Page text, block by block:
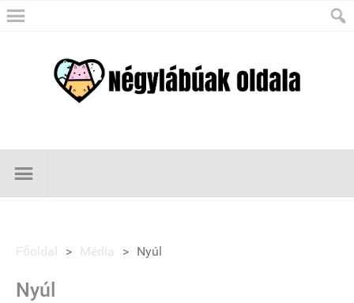
Főoldal > Média > Nyúl
Nyúl